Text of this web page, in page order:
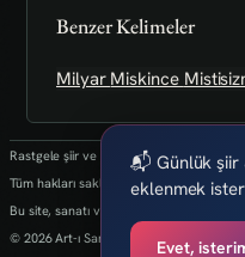
Benzer Kelimeler
Milyar Miskince
Rastgele şiir ve kelimeler her 24 saatte
Tüm hakları saklıdır.(biz kaybettik
Bu site, sanatı ve yaratıcılığı dijital
© 2026 Art-ı Sanat
📬 Günlük şiir
eklenmek
Evet,